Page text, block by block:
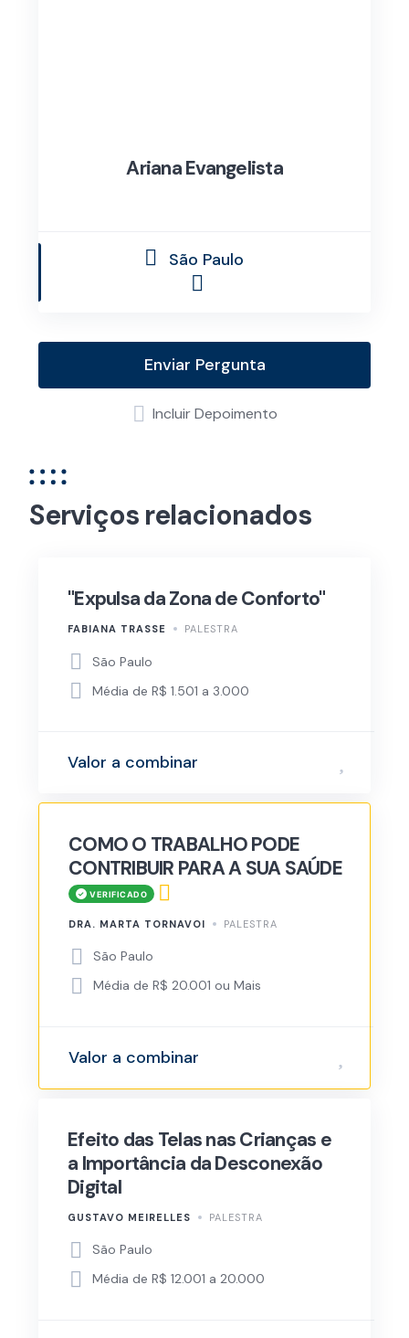
Ariana Evangelista
São Paulo
Enviar Pergunta
Incluir Depoimento
Serviços relacionados
"Expulsa da Zona de Conforto"
FABIANA TRASSE PALESTRA
São Paulo
Média de R$ 1.501 a 3.000
Valor a combinar
COMO O TRABALHO PODE
CONTRIBUIR PARA A SUA SAÚDE
DRA. MARTA TORNAVOI PALESTRA
São Paulo
Média de R$ 20.001 ou Mais
Valor a combinar
Efeito das Telas nas Crianças e
a Importância da Desconexão
Digital
GUSTAVO MEIRELLES PALESTRA
São Paulo
Média de R$ 12.001 a 20.000